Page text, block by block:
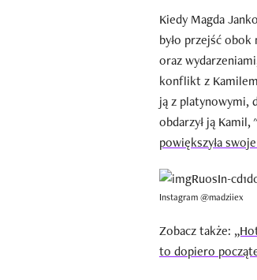
Kiedy Magda
było przejść
oraz
konflikt z
ją z platynowymi,
obdarzył ją Kamil,
powiększyła
Instagram @madziiex
Zobacz także:
to dopiero